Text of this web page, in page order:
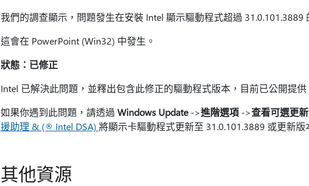
我們的調查顯示，問題發生在安裝 Intel 顯示驅動程式超過 31.0.101.3889
這會在 PowerPoint (Win32) 中發生。
狀態：已修正
Intel 已解決此問題，並釋出包含此修正的驅動程式版本，目前已公開提供
如果你遇到此問題，請透過 Windows Update->進階選項->查看可選更
援助理 & (® Intel DSA) 將顯示卡驅動程式更新至 31.0.101.3889 或更新版
其他資源